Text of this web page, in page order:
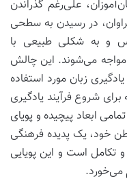
علی‌رغم گذراندن
در رسیدن به سطحی
و به شکلی طبیعی با
مواجه می‌شوند. این چالش
زبان مورد استفاده
شروع فرآیند یادگیری
ابعاد پیچیده و پویای
خود، یک پدیده فرهنگی
تکامل است و این پویایی
می‌خورد.